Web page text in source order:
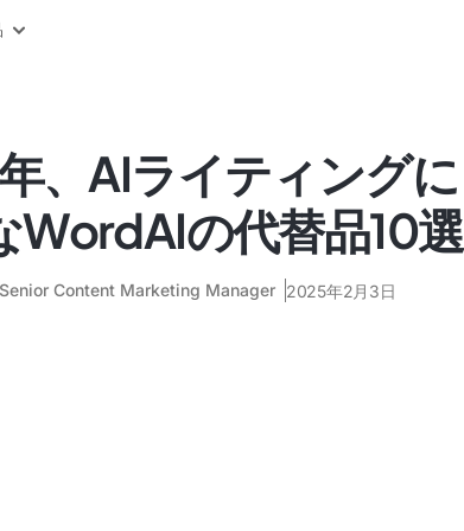
、AIライティングに
WordAIの代替品10選
Senior Content Marketing Manager 2025年2月3日